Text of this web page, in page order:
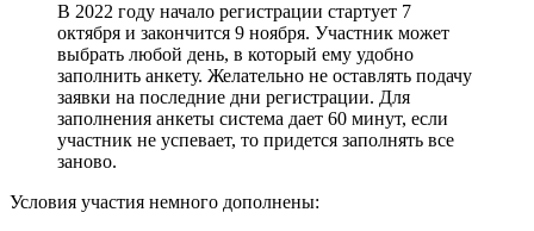
В 2022 году начало регистрации стартует 7
октября и закончится 9 ноября. Участник может
выбрать любой день, в который ему удобно
заполнить анкету. Желательно не оставлять подачу
заявки на последние дни регистрации. Для
заполнения анкеты система дает 60 минут, если
участник не успевает, то придется заполнять все
заново.
Условия участия немного дополнены: